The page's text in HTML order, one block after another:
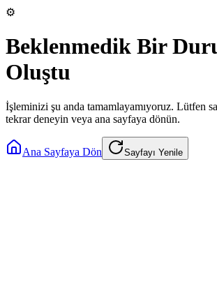
⚙️
Beklenmedik Bir
Oluştu
İşleminizi şu anda tamamlayamıyoruz. Lütfen
tekrar deneyin veya ana sayfaya dönün.
Ana Sayfaya Dön Sayfayı Yenile